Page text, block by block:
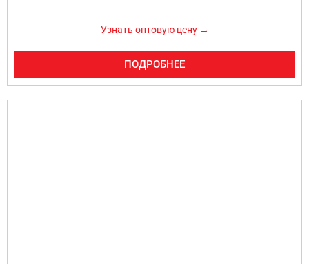
Узнать оптовую цену →
ПОДРОБНЕЕ